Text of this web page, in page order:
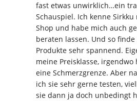
fast etwas unwirklich…ein
Schauspiel. Ich kenne Sirkku
Shop und habe mich auch
beraten lassen. Und so
Produkte sehr spannend.
meine Preisklasse, irgendwo
eine Schmerzgrenze. Aber
ich sie sehr gerne testen,
sie dann ja doch unbedingt